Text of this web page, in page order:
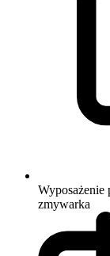
Wyposażenie
zmywarka